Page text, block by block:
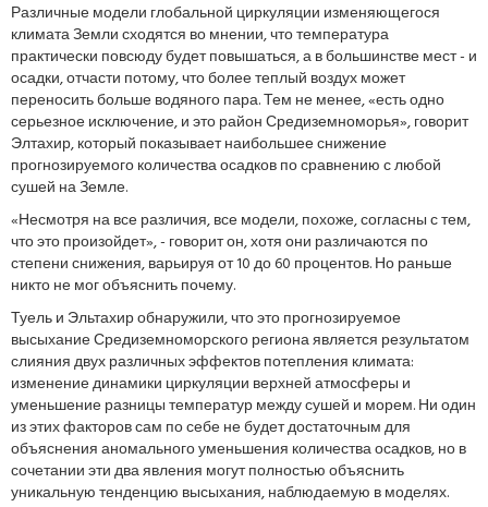
Различные модели глобальной циркуляции изменяющегося
климата Земли сходятся во мнении, что температура
практически повсюду будет повышаться, а в большинстве мест - и
осадки, отчасти потому, что более теплый воздух может
переносить больше водяного пара. Тем не менее, «есть одно
серьезное исключение, и это район Средиземноморья», говорит
Элтахир, который показывает наибольшее снижение
прогнозируемого количества осадков по сравнению с любой
сушей на Земле.
«Несмотря на все различия, все модели, похоже, согласны с тем,
что это произойдет», - говорит он, хотя они различаются по
степени снижения, варьируя от 10 до 60 процентов. Но раньше
никто не мог объяснить почему.
Туель и Эльтахир обнаружили, что это прогнозируемое
высыхание Средиземноморского региона является результатом
слияния двух различных эффектов потепления климата:
изменение динамики циркуляции верхней атмосферы и
уменьшение разницы температур между сушей и морем. Ни один
из этих факторов сам по себе не будет достаточным для
объяснения аномального уменьшения количества осадков, но в
сочетании эти два явления могут полностью объяснить
уникальную тенденцию высыхания, наблюдаемую в моделях.